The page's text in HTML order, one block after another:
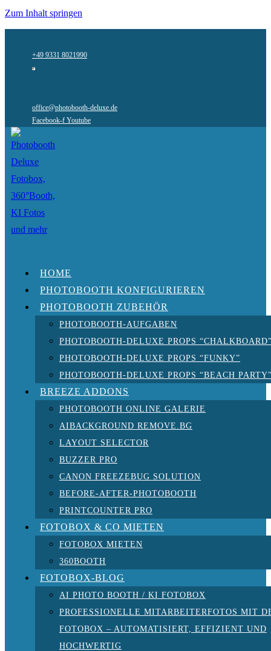
Zum Inhalt springen
+49 9331 8021990
office@photobooth-deluxe.de
Facebook-f Youtube
HOME
PHOTOBOOTH KONFIGURIEREN
PHOTOBOOTH ZUBEHÖR
PHOTOBOOTH-AUFGABEN
PHOTOBOOTH-DELUXE PROPS
PHOTOBOOTH-DELUXE PROPS “FUNKY”
PHOTOBOOTH-DELUXE PROPS “BEACH
BREEZE ADDONS
PHOTOBOOTH ONLINE GALERIE
AIBACKGROUND REMOVE.BG
LAYOUT SELECTOR
BUZZER PRO
CANON FREEZEBUG SOLUTION
BEFORE-AFTER-PHOTOBOOTH
PRINTCOUNTER PRO
FOTOBOX & CO MIETEN
FOTOBOX MIETEN
360BOOTH
FOTOBOX-BLOG
AI PHOTO BOOTH / KI FOTOBOX
PROFESSIONELLE MITARBEITERFOTOS MIT
FOTOBOX – AUTOMATISIERT, EFFIZIENT UND
HOCHWERTIG